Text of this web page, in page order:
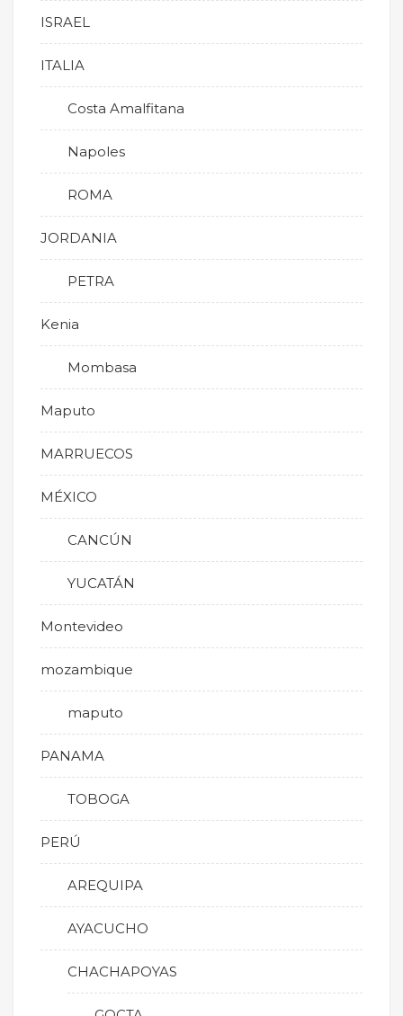
ISRAEL
ITALIA
Costa Amalfitana
Napoles
ROMA
JORDANIA
PETRA
Kenia
Mombasa
Maputo
MARRUECOS
MÉXICO
CANCÚN
YUCATÁN
Montevideo
mozambique
maputo
PANAMA
TOBOGA
PERÚ
AREQUIPA
AYACUCHO
CHACHAPOYAS